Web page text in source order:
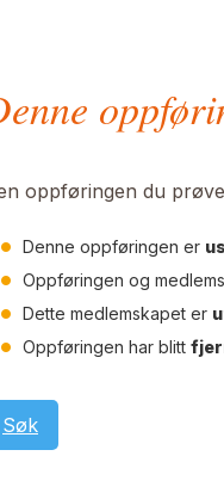
oppføringen du
Denne oppføringen er
Oppføringen og
Dette medlemskapet er
Oppføringen har blitt
Søk